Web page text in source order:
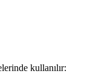
kullanılır: